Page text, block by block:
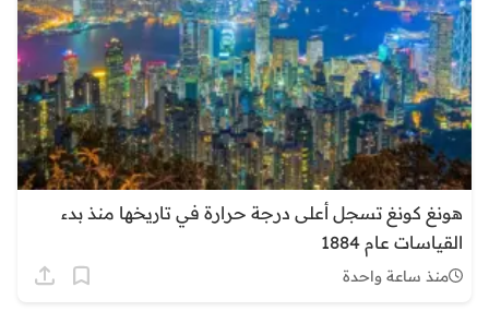
هونغ كونغ تسجل أعلى درجة حرارة في تاريخها منذ بدء
القياسات عام 1884
منذ ساعة واحدة